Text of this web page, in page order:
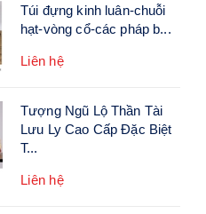
Túi đựng kinh luân-chuỗi
hạt-vòng cổ-các pháp b...
Liên hệ
Tượng Ngũ Lộ Thần Tài
Lưu Ly Cao Cấp Đặc Biệt
T...
Liên hệ